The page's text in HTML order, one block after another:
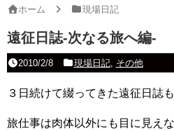
ホーム 現場日記
遠征日誌-次なる旅へ編-
2010/2/8 現場日記, その他
３日続けて綴ってきた遠征日誌
旅仕事は肉体以外にも目に見え
古瓦